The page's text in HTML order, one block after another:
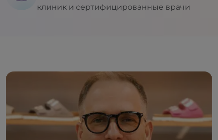
клиник и сертифицированные врачи